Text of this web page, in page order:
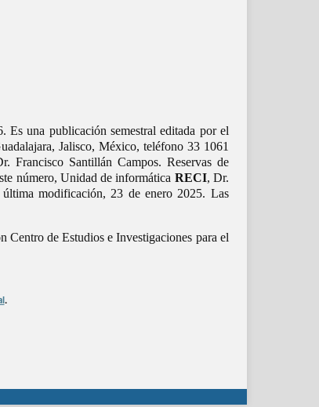
una publicación semestral editada por el
Jalisco, México, teléfono 33 1061
Francisco Santillán Campos. Reservas de
número, Unidad de informática RECI, Dr.
modificación, 23 de enero 2025. Las
Centro de Estudios e Investigaciones para el
.